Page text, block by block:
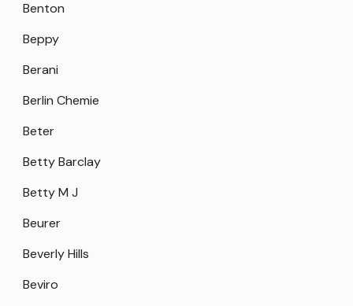
Benton
Beppy
Berani
Berlin Chemie
Beter
Betty Barclay
Betty M J
Beurer
Beverly Hills
Beviro